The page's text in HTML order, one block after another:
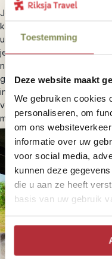
Toestemming
Deze website maakt
We gebruiken cookies
personaliseren, om
om ons
informatie over uw
voor social media,
kunnen deze
die u aan ze heeft
basis van uw gebruik
Je overnacht in een
klamboe, meubilair en een
uit over de savanne, waar
je je in Big Five‑gebied
naar het diner begeleid (en
geniet je van een diner met
ingrediënten. Zodra de zon
verschijnt, wordt het
misschien een leeuw